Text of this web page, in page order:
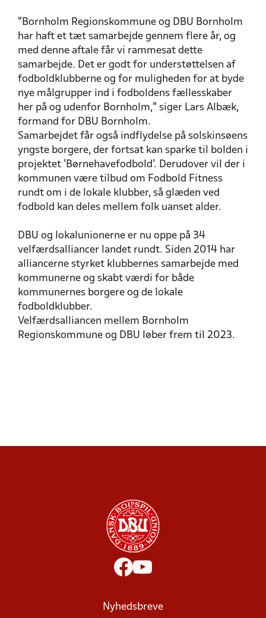
“Bornholm Regionskommune og DBU Bornholm
har haft et tæt samarbejde gennem flere år, og
med denne aftale får vi rammesat dette
samarbejde. Det er godt for understøttelsen af
fodboldklubberne og for muligheden for at byde
nye målgrupper ind i fodboldens fællesskaber
her på og udenfor Bornholm,” siger Lars Albæk,
formand for DBU Bornholm.
Samarbejdet får også indflydelse på solskinsøens
yngste borgere, der fortsat kan sparke til bolden i
projektet ’Børnehavefodbold’. Derudover vil der i
kommunen være tilbud om Fodbold Fitness
rundt om i de lokale klubber, så glæden ved
fodbold kan deles mellem folk uanset alder.
DBU og lokalunionerne er nu oppe på 34
velfærdsalliancer landet rundt. Siden 2014 har
alliancerne styrket klubbernes samarbejde med
kommunerne og skabt værdi for både
kommunernes borgere og de lokale
fodboldklubber.
Velfærdsalliancen mellem Bornholm
Regionskommune og DBU løber frem til 2023.
Nyhedsbreve